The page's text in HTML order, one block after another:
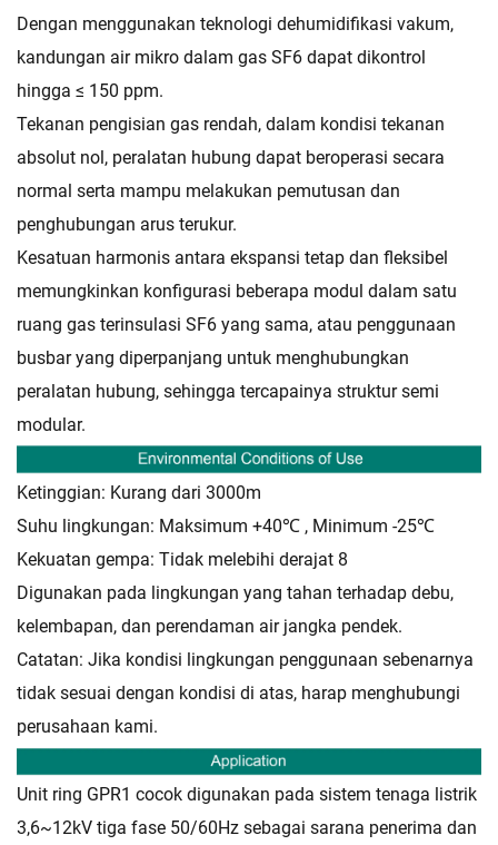
Dengan menggunakan teknologi dehumidifikasi vakum,
kandungan air mikro dalam gas SF6 dapat dikontrol
hingga ≤ 150 ppm.
Tekanan pengisian gas rendah, dalam kondisi tekanan
absolut nol, peralatan hubung dapat beroperasi secara
normal serta mampu melakukan pemutusan dan
penghubungan arus terukur.
Kesatuan harmonis antara ekspansi tetap dan fleksibel
memungkinkan konfigurasi beberapa modul dalam satu
ruang gas terinsulasi SF6 yang sama, atau penggunaan
busbar yang diperpanjang untuk menghubungkan
peralatan hubung, sehingga tercapainya struktur semi
modular.
Ketinggian: Kurang dari 3000m
Suhu lingkungan: Maksimum +40℃ , Minimum -25℃
Kekuatan gempa: Tidak melebihi derajat 8
Digunakan pada lingkungan yang tahan terhadap debu,
kelembapan, dan perendaman air jangka pendek.
Catatan: Jika kondisi lingkungan penggunaan sebenarnya
tidak sesuai dengan kondisi di atas, harap menghubungi
perusahaan kami.
Unit ring GPR1 cocok digunakan pada sistem tenaga listrik
3,6~12kV tiga fase 50/60Hz sebagai sarana penerima dan